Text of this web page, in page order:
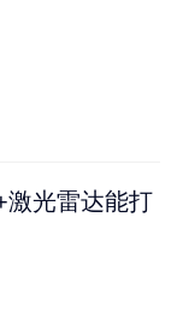
激光雷达能打